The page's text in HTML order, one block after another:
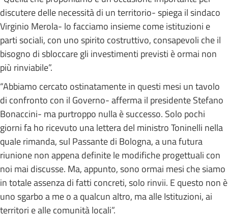
discutere delle necessità di un territorio- spiega il sindaco
Virginio Merola- lo facciamo insieme come istituzioni e
parti sociali, con uno spirito costruttivo, consapevoli che il
bisogno di sbloccare gli investimenti previsti è ormai non
più rinviabile”.
“Abbiamo cercato ostinatamente in questi mesi un tavolo
di confronto con il Governo- afferma il presidente Stefano
Bonaccini- ma purtroppo nulla è successo. Solo pochi
giorni fa ho ricevuto una lettera del ministro Toninelli nella
quale rimanda, sul Passante di Bologna, a una futura
riunione non appena definite le modifiche progettuali con
noi mai discusse. Ma, appunto, sono ormai mesi che siamo
in totale assenza di fatti concreti, solo rinvii. E questo non è
uno sgarbo a me o a qualcun altro, ma alle Istituzioni, ai
territori e alle comunità locali”.